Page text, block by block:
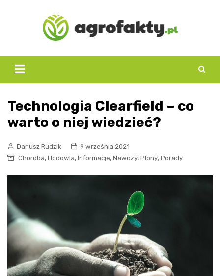
Technologia Clearfield – co
warto o niej wiedzieć?
Dariusz Rudzik
9 września 2021
Choroba, Hodowla, Informacje, Nawozy, Plony, Porady